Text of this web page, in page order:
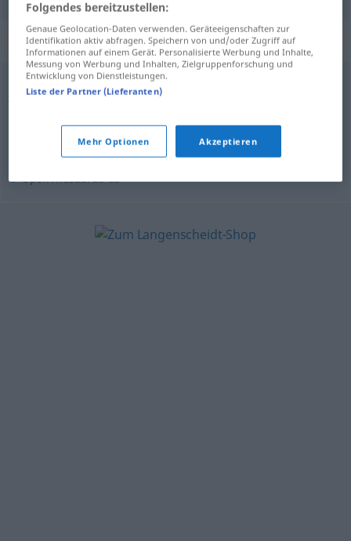
Synonyme für "yuxtapuesto"
junto,próximo,cercano,unido
ligado
© OpenThesaurus-es
Folgendes bereitzustellen:
Genaue Geolocation-Daten verwenden. Geräteeigenschaften zur
Identifikation aktiv abfragen. Speichern von und/oder Zugriff auf
Informationen auf einem Gerät. Personalisierte Werbung und Inhalte,
Messung von Werbung und Inhalten, Zielgruppenforschung und
Entwicklung von Dienstleistungen.
Liste der Partner (Lieferanten)
Mehr Optionen Akzeptieren